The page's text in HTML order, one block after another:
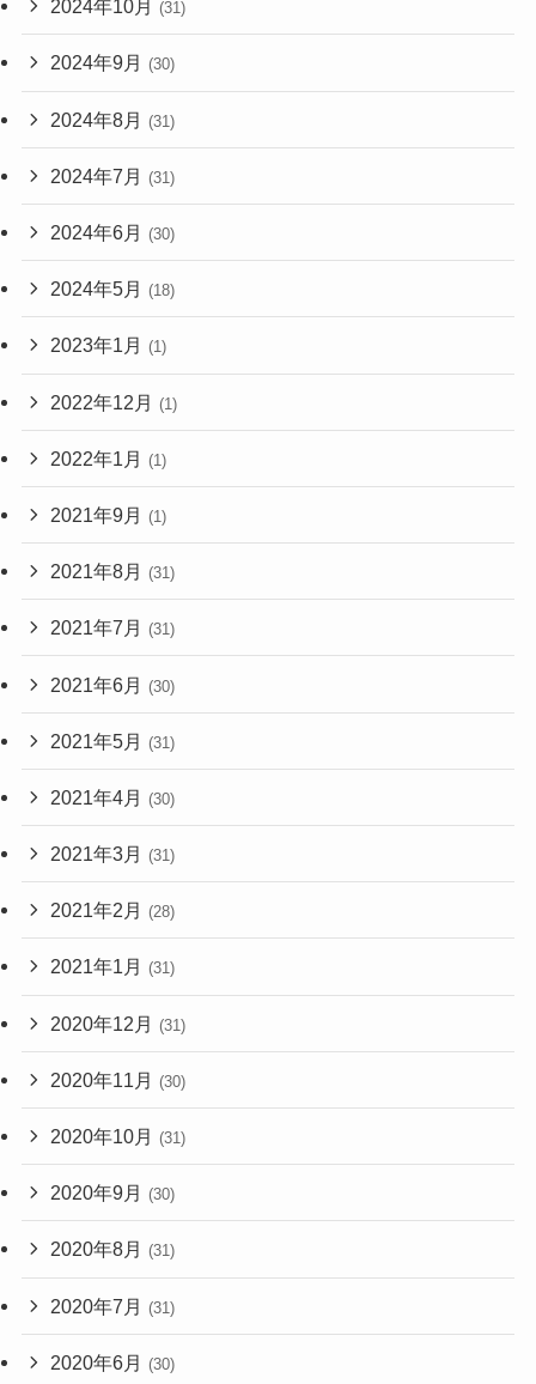
2024年10月 (31)
2024年9月 (30)
2024年8月 (31)
2024年7月 (31)
2024年6月 (30)
2024年5月 (18)
2023年1月 (1)
2022年12月 (1)
2022年1月 (1)
2021年9月 (1)
2021年8月 (31)
2021年7月 (31)
2021年6月 (30)
2021年5月 (31)
2021年4月 (30)
2021年3月 (31)
2021年2月 (28)
2021年1月 (31)
2020年12月 (31)
2020年11月 (30)
2020年10月 (31)
2020年9月 (30)
2020年8月 (31)
2020年7月 (31)
2020年6月 (30)